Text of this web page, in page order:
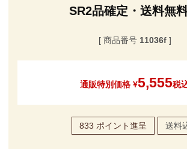
SR2品確定・送料無料
商品番号 11036f
通販特別価格 ¥5,555税
833 ポイント進呈 送料